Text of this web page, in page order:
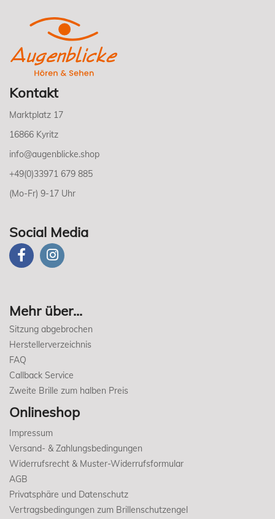
Kontakt
Marktplatz 17
16866 Kyritz
info@augenblicke.shop
+49(0)33971 679 885
(Mo-Fr) 9-17 Uhr
Social Media
Mehr über...
Sitzung abgebrochen
Herstellerverzeichnis
FAQ
Callback Service
Zweite Brille zum halben Preis
Onlineshop
Impressum
Versand- & Zahlungsbedingungen
Widerrufsrecht & Muster-Widerrufsformular
AGB
Privatsphäre und Datenschutz
Vertragsbedingungen zum Brillenschutzengel